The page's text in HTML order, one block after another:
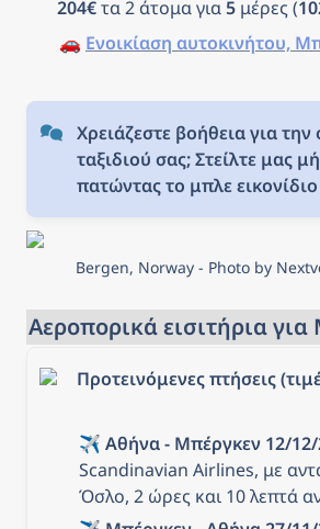
204€ τα 2 άτομα για 5 μέρες (
🚗 Ενοικίαση αυτοκινήτου,
Χρειάζεστε βοήθεια για
ταξιδιού σας; Στείλτε μας
πατώντας το μπλε
Bergen, Norway - Photo by
Αεροπορικά εισιτήρια
Προτεινόμενες πτήσεις
✈️ Αθήνα - Μπέργκεν 12/
Scandinavian Airlines, με
Όσλο, 2 ώρες και 10 λεπτά